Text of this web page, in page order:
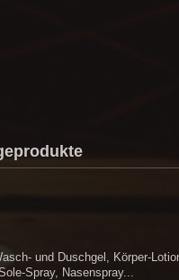
und Duschgel, Körper-
Spray, Nasenspray...